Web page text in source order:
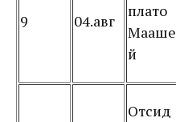
9 04.авг
плато
Мааше
й
Отсид